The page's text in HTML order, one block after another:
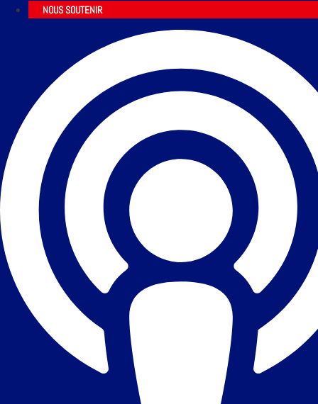
NOUS SOUTENIR